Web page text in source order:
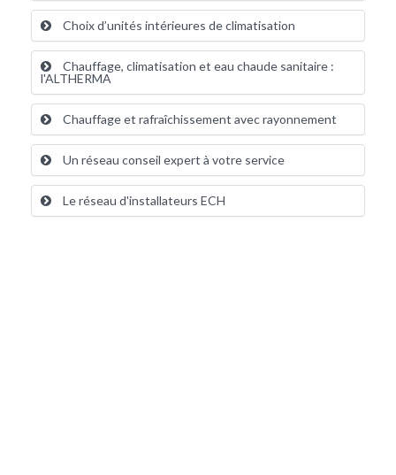
Choix d’unités intérieures de climatisation
Chauffage, climatisation et eau chaude sanitaire :
l'ALTHERMA
Chauffage et rafraîchissement avec rayonnement
Un réseau conseil expert à votre service
Le réseau d'installateurs ECH